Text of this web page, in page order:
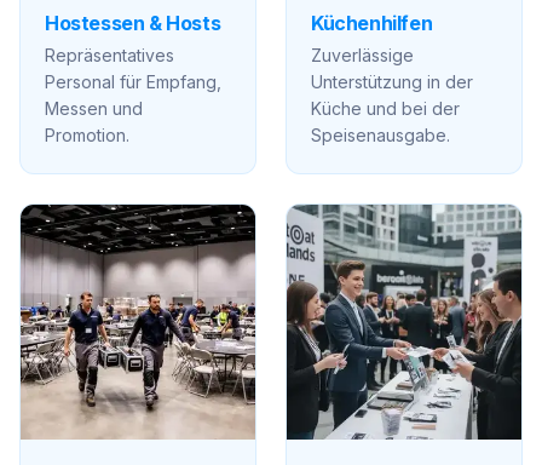
Hostessen & Hosts
Repräsentatives
Personal für Empfang,
Messen und
Promotion.
Küchenhilfen
Zuverlässige
Unterstützung in der
Küche und bei der
Speisenausgabe.